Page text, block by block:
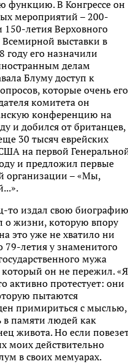
функцию. В Конгрессе он
мероприятий – 200-
летия Верховного
выставки в
году его назначили
делам
Блуму доступ к
которые очень его
комитета он
конференцию на
и добился от британцев,
30 тысяч еврейских
на первой
и предложил первые
организации – «Мы,
то издал свою биографию
о жизни, которую впору
это уже не хватило ни
79-летия у знаменитого
мужа
который он не пережил. «Я
активно протестует: они
пытаются
примириться с мыслью,
в памяти людей как
живота. Но если
моих действительно
в своих мемуарах.